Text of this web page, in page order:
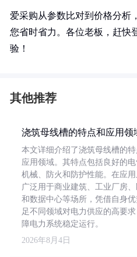
爱采购从参数比对到价格分析
您省时省力。各位老板，赶快
验！
其他推荐
浇筑母线槽的特点和应用领
本文详细介绍了浇筑母线槽的特
应用领域。其特点包括良好的电
机械、防火和防护性能。在应用
广泛用于商业建筑、工业厂房
和数据中心等场所，凭借自身
足不同领域对电力供应的高要求
障电力系统稳定运行。
2026年8月4日